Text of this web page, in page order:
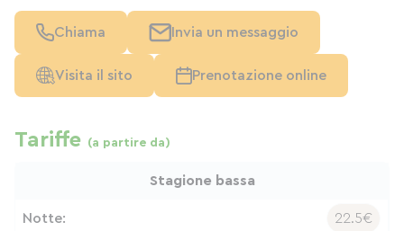
Chiama Invia un messaggio
Visita il sito Prenotazione online
Tariffe (a partire da)
Stagione bassa
Notte: 22.5€